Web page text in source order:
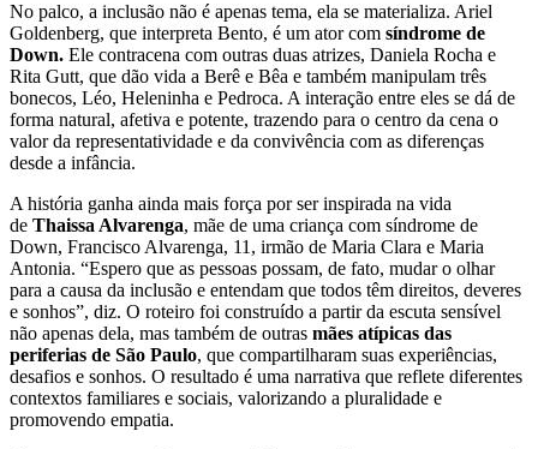
No palco, a inclusão não é apenas tema, ela se materializa. Ariel
Goldenberg, que interpreta Bento, é um ator com síndrome de
Down. Ele contracena com outras duas atrizes, Daniela Rocha e
Rita Gutt, que dão vida a Berê e Bêa e também manipulam três
bonecos, Léo, Heleninha e Pedroca. A interação entre eles se dá de
forma natural, afetiva e potente, trazendo para o centro da cena o
valor da representatividade e da convivência com as diferenças
desde a infância.
A história ganha ainda mais força por ser inspirada na vida
de Thaissa Alvarenga, mãe de uma criança com síndrome de
Down, Francisco Alvarenga, 11, irmão de Maria Clara e Maria
Antonia. “Espero que as pessoas possam, de fato, mudar o olhar
para a causa da inclusão e entendam que todos têm direitos, deveres
e sonhos”, diz. O roteiro foi construído a partir da escuta sensível
não apenas dela, mas também de outras mães atípicas das
periferias de São Paulo, que compartilharam suas experiências,
desafios e sonhos. O resultado é uma narrativa que reflete diferentes
contextos familiares e sociais, valorizando a pluralidade e
promovendo empatia.